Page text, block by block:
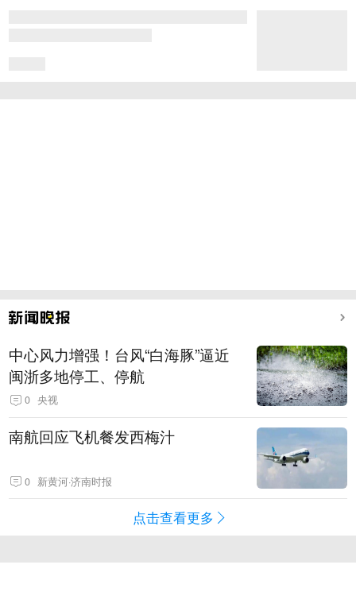
中心风力增强！台风“白海豚”逼近
闽浙多地停工、停航
0 央视
南航回应飞机餐发西梅汁
0 新黄河·济南时报
点击查看更多